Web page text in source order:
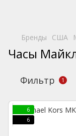
Бренды США
Часы
Фильтр 1
6
6